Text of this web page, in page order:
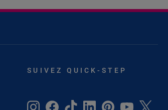
SUIVEZ QUICK-STEP